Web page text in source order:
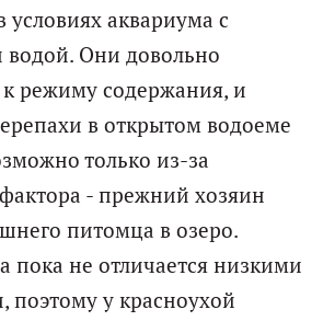
аквариума с
водой. Они довольно
к режиму содержания, и
в открытом водоеме
только из-за
- прежний хозяин
питомца в озеро.
не отличается низкими
поэтому у красноухой